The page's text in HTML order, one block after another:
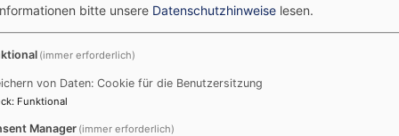
Schieder und Dekan
Memmingen
bitte unsere Datenschutzhinweise lesen.
(immer erforderlich)
von Daten: Cookie für die Benutzersitzung
: Funktional
Manager (immer erforderlich)